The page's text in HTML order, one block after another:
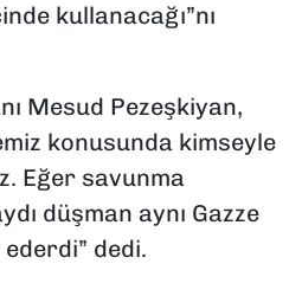
kullanacağı”nı
Mesud Pezeşkiyan,
konusunda kimseyle
Eğer savunma
düşman aynı Gazze
dedi.